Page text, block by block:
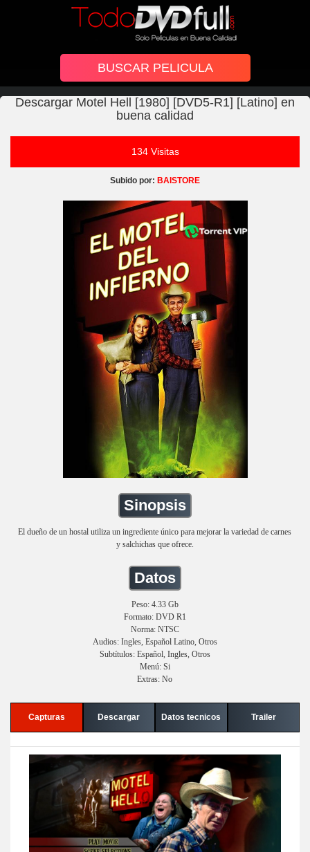
Descargar Motel Hell [1980] [DVD5-R1] [Latino] en
buena calidad
134 Visitas
Subido por: BAISTORE
Sinopsis
El dueño de un hostal utiliza un ingrediente único para mejorar la variedad de carnes
y salchichas que ofrece.
Datos
Peso: 4.33 Gb
Formato: DVD R1
Norma: NTSC
Audios: Ingles, Español Latino, Otros
Subtítulos: Español, Ingles, Otros
Menú: Si
Extras: No
Capturas Descargar Datos tecnicos Trailer